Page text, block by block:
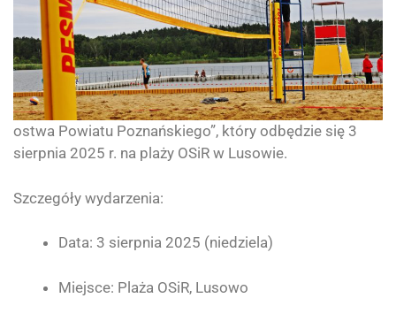
ostwa Powiatu Poznańskiego”, który odbędzie się 3
sierpnia 2025 r. na plaży OSiR w Lusowie.
Szczegóły wydarzenia:
Data: 3 sierpnia 2025 (niedziela)
Miejsce: Plaża OSiR, Lusowo